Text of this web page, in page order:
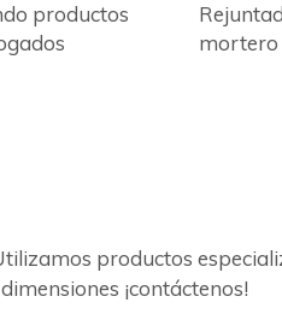
productos
mortero
productos
¡contáctenos!